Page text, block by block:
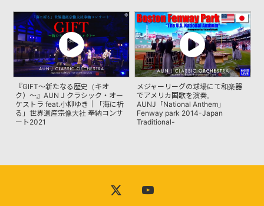
YOUTUBE
RECORDING
CONTACT
『GIFT〜新たなる歴史（キオ
ク）〜』AUN J クラシック・オー
ケストラ feat.小柳ゆき｜「海に祈
る」世界遺産宗像大社 奉納コンサ
ート2021
メジャーリーグの球場にて和楽器
でアメリカ国歌を演奏。
AUNJ「National Anthem」
Fenway park 2014-Japan
Traditional-